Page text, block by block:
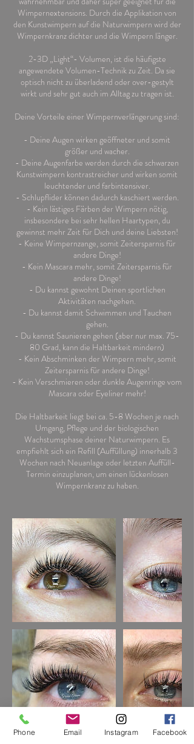
Wimpernextensions. Durch die Applikation von
den Kunstwimpern auf die Naturwimpern wird der
Wimpernkranz dichter und die Wimpern länger.
2-3D „Light“- Volumen, ist die häufigste
angewendete Volumen-Technik zu Zeit. Da sie
optisch nicht zu überladend oder over-gestylt
wirkt und sehr gut auch im Alltag zu tragen ist.
Deine Vorteile einer Wimpernverlängerung sind:
- Deine Augen wirken geöffneter und somit
größer und wacher.
- Deine Augenfarbe werden durch die schwarzen
Kunstwimpern kontrastreicher und wirken somit
leuchtender und farbintensiver.
- Schlupflider können dadurch kaschiert werden.
- Kein lästiges Färben der Wimpern nötig,
insbesondere bei sehr hellen Haartypen, du
gewinnst mehr Zeit für Dich und deine Liebsten!
- Keine Wimpernzange, somit Zeitersparnis für
andere Dinge!
- Kein Mascara mehr, somit Zeitersparnis für
andere Dinge!
- Du kannst gewohnt Deinen sportlichen
Aktivitäten nachgehen.
- Du kannst damit Schwimmen und Tauchen
gehen.
- Du kannst Saunieren gehen (aber nur max. 75-
80 Grad, kann die Haltbarkeit mindern)
- Kein Abschminken der Wimpern mehr, somit
Zeitersparnis für andere Dinge!
- Kein Verschmieren oder dunkle Augenringe vom
Mascara oder Eyeliner mehr!
Die Haltbarkeit liegt bei ca. 5-8 Wochen je nach
Umgang, Pflege und der biologischen
Wachstumsphase deiner Naturwimpern. Es
empfiehlt sich ein Refill (Auffüllung) innerhalb 3
Wochen nach Neuanlage oder letzten Auffüll-
Termin einzuplanen, um einen lückenlosen
Wimpernkranz zu haben.
Phone Email Instagram Facebook